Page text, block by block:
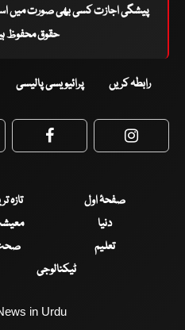
پیشگی اجازت کسی بھی صورت میں
حقوق محفوظ ہیں
رابطہ کریں پرائیویسی پالیسی
Facebook
صفحۂ اول تازہ
دنیا
تعلیم
ٹیکنالوجی
in Urdu